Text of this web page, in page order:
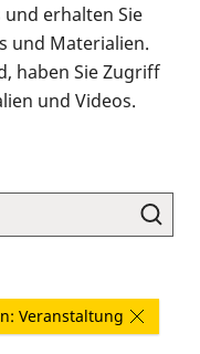
und erhalten Sie
und Materialien.
haben Sie Zugriff
und Videos.
Veranstaltung